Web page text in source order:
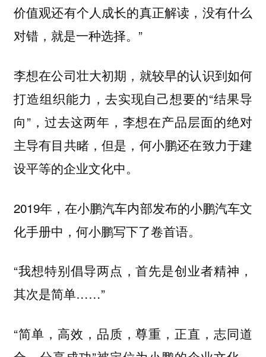
价值观还有个人成长的真正解读，没有什么
对错，就是一种选择。”
李想在公司壮大初期，就较早的认识到如何
打造组织能力，去实现自己想要的“结果导
向”，过去这两年，李想在产品层面的绝对
主导有目共睹，但是，何小鹏还在致力于建
设平等的企业文化中。
2019年，在小鹏汽车内部发布的小鹏汽车文
化手册中，何小鹏写下了卷首语。
“我想特别倡导两点，首先是创业者精神，
其次是简单……”
“简单，高效，品质，尊重，正直，志同道